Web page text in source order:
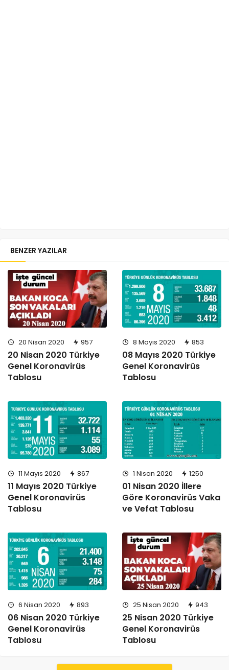
BENZER YAZILAR
20 Nisan 2020 957
20 Nisan 2020 Türkiye
Genel Koronavirüs
Tablosu
8 Mayıs 2020 853
08 Mayıs 2020 Türkiye
Genel Koronavirüs
Tablosu
11 Mayıs 2020 867
11 Mayıs 2020 Türkiye
Genel Koronavirüs
Tablosu
1 Nisan 2020 1250
01 Nisan 2020 İllere
Göre Koronavirüs Vaka
ve Vefat Tablosu
6 Nisan 2020 893
06 Nisan 2020 Türkiye
Genel Koronavirüs
Tablosu
25 Nisan 2020 943
25 Nisan 2020 Türkiye
Genel Koronavirüs
Tablosu